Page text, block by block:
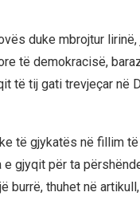
duke mbrojtur lirinë,
të demokracisë,
të tij gati trevjeçar në
të gjykatës në fillim
e gjyqit për ta
burrë, thuhet në